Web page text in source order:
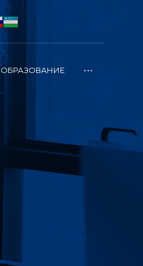
ОБРАЗОВАНИЕ